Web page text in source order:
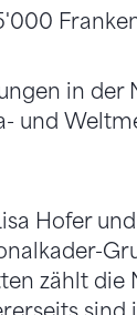
in der
und
Hofer
zählt die